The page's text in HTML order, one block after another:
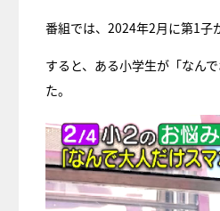
番組では、2024年2月に第1子
すると、ある小学生が「なん
た。